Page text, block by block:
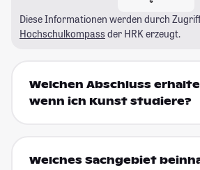
Diese Informationen werden durch
Hochschulkompass der HRK erzeugt.
Welchen Abschluss
wenn ich Kunst studiere?
Welches Sachgebiet